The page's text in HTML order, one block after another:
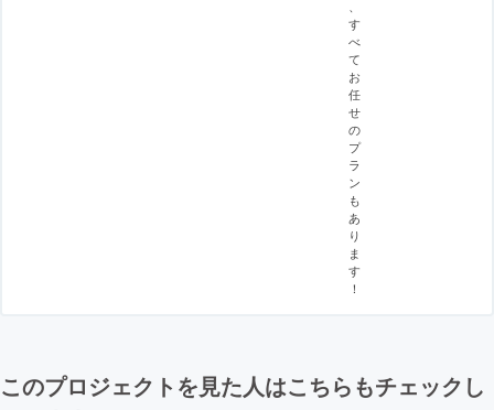
す
べ
て
お
任
せ
の
プ
ラ
ン
も
あ
り
ま
す
！
このプロジェクトを見た人はこちらもチェックし